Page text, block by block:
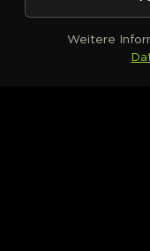
Kein
Weitere